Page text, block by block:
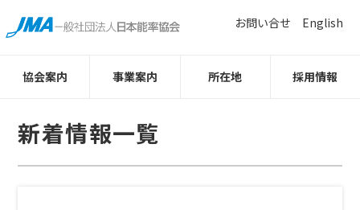
協会案内 事業案内 所在地 採用情報
お問い合せ English
新着情報一覧